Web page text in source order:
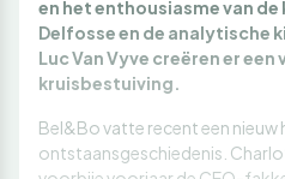
en het enthousiasme van
Delfosse en de analytische
Luc Van Vyve creëren er een
kruisbestuiving.
Bel&Bo vatte recent een nieuw
ontstaansgeschiedenis.